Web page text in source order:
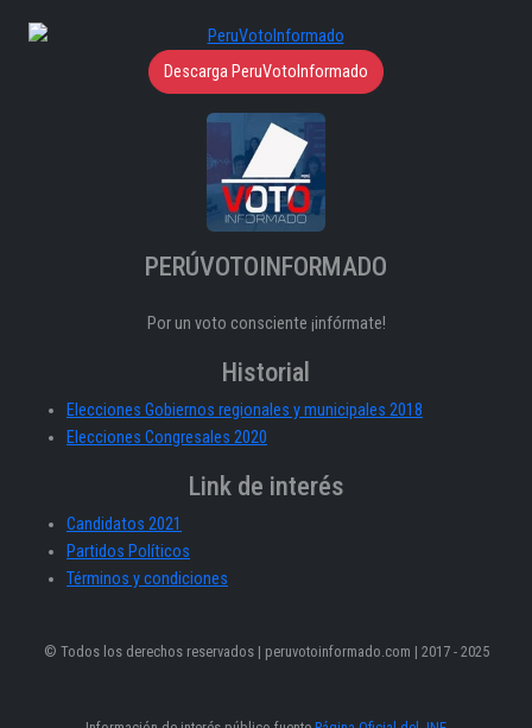
Descarga PeruVotoInformado
PERÚVOTOINFORMADO
Por un voto consciente ¡infórmate!
Historial
Elecciones Gobiernos regionales y municipales 2018
Elecciones Congresales 2020
Link de interés
Candidatos 2021
Partidos Políticos
Términos y condiciones
© Todos los derechos reservados | peruvotoinformado.com | 2017 - 2025